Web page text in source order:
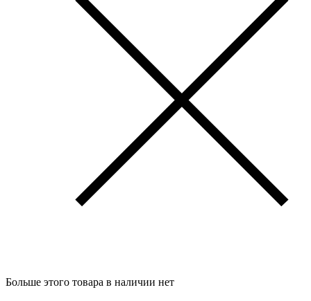
Больше этого товара в наличии нет